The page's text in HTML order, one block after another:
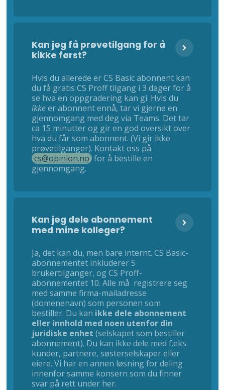
Kan jeg få prøvetilgang for å
kikke først?
Hvis du allerede er CS Basic abonnent kan
du få gratis CS Proff tilgang i 3 dager for å
se hva en oppgradering kan gi. Hvis du
ikkeer abonnent ennå, tar vi gjerne en
gjennomgang med deg via Teams. Det tar
ca 15 minutter og gir en god oversikt over
hva du får som abonnent. (Vi gir ikke
prøvetilganger). Kontakt oss på
cs@opinion.no for å bestille en
gjennomgang.
Kan jeg dele abonnement
med mine kolleger?
Ja, det kan du, men bare internt. CS Basic-
abonnementet inkluderer 5
brukertilganger, og CS Proff-
abonnementet 10. Alle må registrere seg
med samme firma-mailadresse
(domenenavn) som personen som
bestiller. Du kan ikke dele abonnement
eller innhold med noen utenfor din
juridiske enhet (selskapet som bestiller
abonnement). Du kan ikke dele med f.eks
kunder, partnere, søsterselskaper eller
eiere. Vi har en annen løsning for deling
innenfor samme konsern som du finner
svar på rett under her.